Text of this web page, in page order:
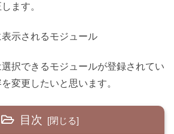
ます。
示されるモジュール
択できるモジュールが登録されてい
変更したいと思います。
目次